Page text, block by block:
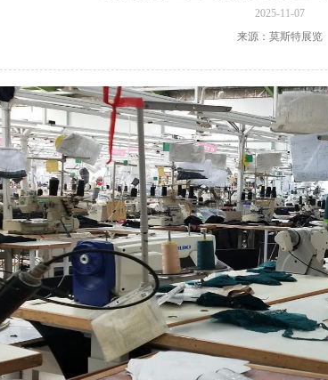
2025-11-07
来源：莫斯特展览